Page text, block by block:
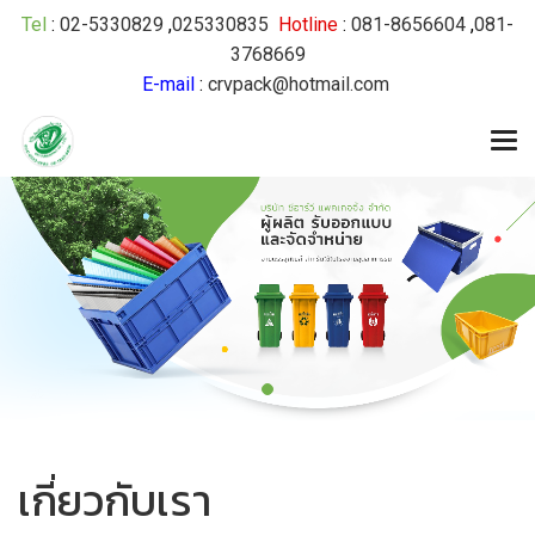
Tel : 02-5330829 ,025330835 Hotline : 081-8656604 ,081-
3768669
E-mail: crvpack@hotmail.com
เกี่ยวกับเรา